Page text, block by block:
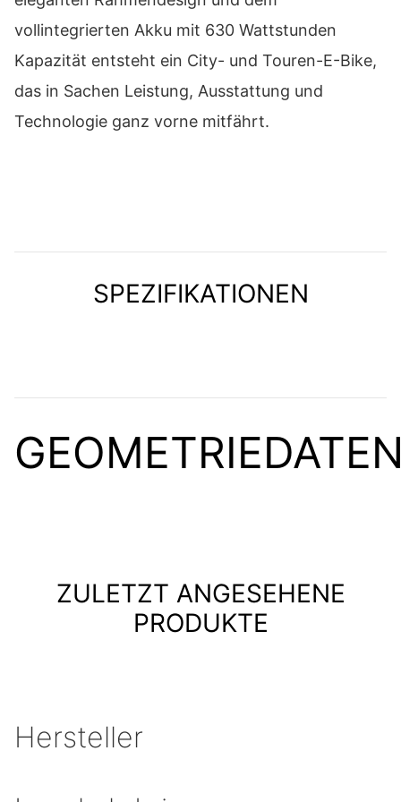
vollintegrierten Akku mit 630 Wattstunden
Kapazität entsteht ein City- und Touren-E-Bike,
das in Sachen Leistung, Ausstattung und
Technologie ganz vorne mitfährt.
SPEZIFIKATIONEN
ZULETZT ANGESEHENE
PRODUKTE
Hersteller